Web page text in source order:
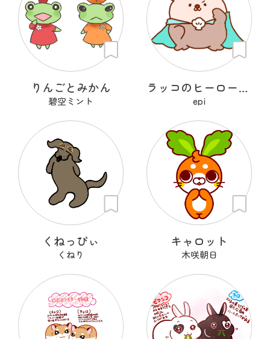
りんごとみかん
碧空ミント
ラッコのヒーローラッキー
epi
くねっぴぃ
くねり
キャロット
木咲朝日